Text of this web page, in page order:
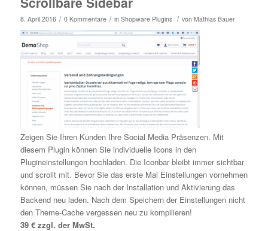
8. April 2016 / 0 Kommentare / in Shopware Plugins / von Mathias Bauer
Zeigen Sie Ihren Kunden Ihre Social Media Präsenzen. Mit
diesem Plugin können Sie individuelle Icons in den
Plugineinstellungen hochladen. Die Iconbar bleibt immer sichtbar
und scrollt mit. Bevor Sie das erste Mal Einstellungen vornehmen
können, müssen Sie nach der Installation und Aktivierung das
Backend neu laden. Nach dem Speichern der Einstellungen nicht
den Theme-Cache vergessen neu zu kompilieren!
39 € zzgl. der MwSt.